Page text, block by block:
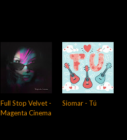
Full Stop Velvet -
Magenta Cinema
Siomar - Tú